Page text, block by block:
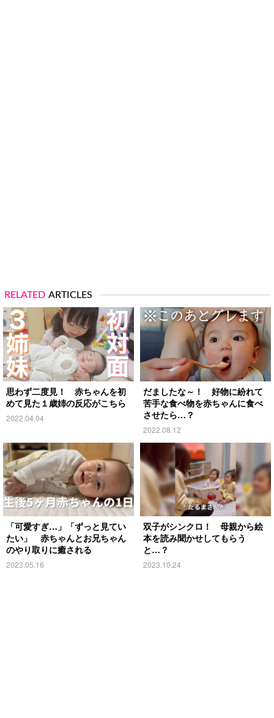
RELATED ARTICLES
思わず二度見！ 赤ちゃんを初
めて見た１歳姉の反応がこちら
2022.04.04
だましたな～！ 好物に紛れて
苦手な食べ物を赤ちゃんに食べ
させたら…？
2022.08.12
「可愛すぎ…」「ずっと見てい
たい」 赤ちゃんとお兄ちゃん
のやり取りに癒される
2023.05.16
双子がシンクロ！ 母親から絵
本を読み聞かせしてもらう
と…？
2023.10.24